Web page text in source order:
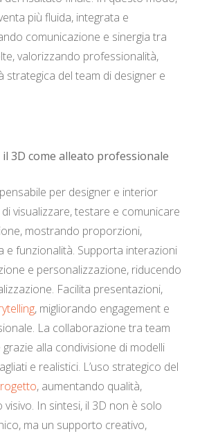
più fluida, integrata e
comunicazione e sinergia tra
valorizzando professionalità,
strategica del team di designer e
il 3D come alleato professionale
per designer e interior
visualizzare, testare e comunicare
mostrando proporzioni,
e funzionalità. Supporta interazioni
e personalizzazione, riducendo
Facilita presentazioni,
, migliorando engagement e
La collaborazione tra team
alla condivisione di modelli
e realistici. L’uso strategico del
, aumentando qualità,
In sintesi, il 3D non è solo
ma un supporto creativo,